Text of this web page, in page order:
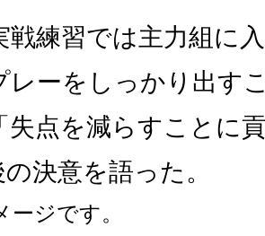
練習では主力組に
レーをしっかり出す
失点を減らすことに
決意を語った。
ジです。